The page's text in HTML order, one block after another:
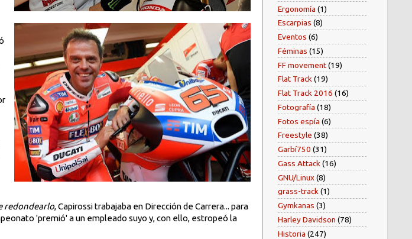
redondearlo, Capirossi trabajaba en Dirección de Carrera... para
'premió' a un empleado suyo y, con ello, estropeó la
Ergonomía (1)
Escarpias (8)
Eventos (6)
Féminas (15)
FF movement(19)
Flat Track(19)
Flat Track 2016 (16)
Fotografía (18)
Fotos espía (6)
Freestyle (38)
Garbí750 (31)
Gass Attack (16)
GNU/Linux(8)
grass-track(1)
Gymkanas (3)
Harley Davidson (78)
Historia (247)